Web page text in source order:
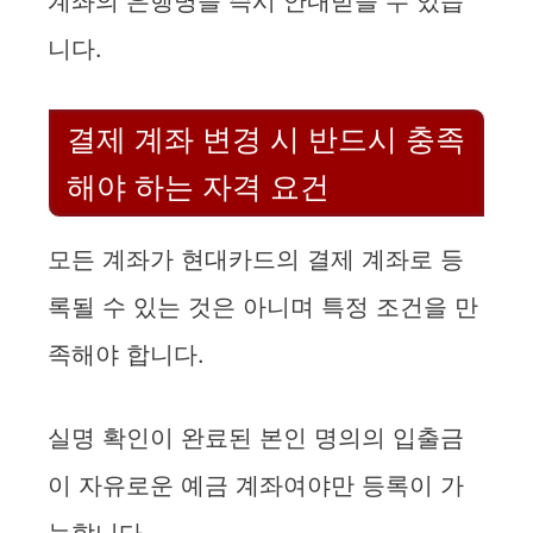
니다.
결제 계좌 변경 시 반드시 충족
해야 하는 자격 요건
모든 계좌가 현대카드의 결제 계좌로 등
록될 수 있는 것은 아니며 특정 조건을 만
족해야 합니다.
실명 확인이 완료된 본인 명의의 입출금
이 자유로운 예금 계좌여야만 등록이 가